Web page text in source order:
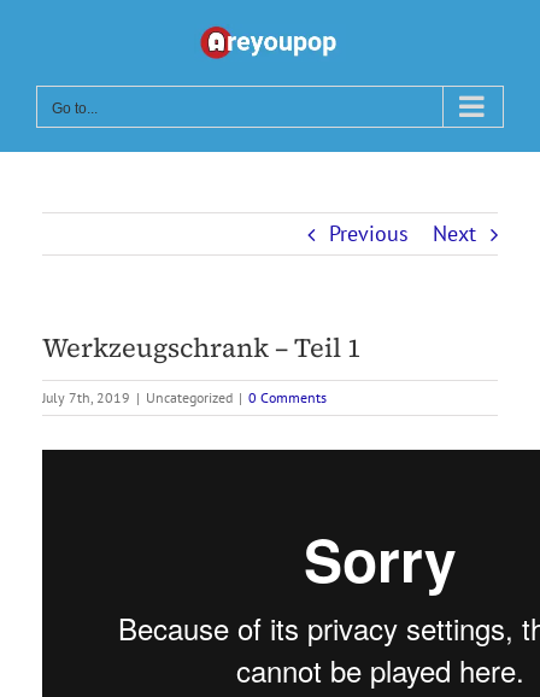
content
Go to...
Previous Next
Werkzeugschrank – Teil 1
July 7th, 2019 | Uncategorized | 0 Comments